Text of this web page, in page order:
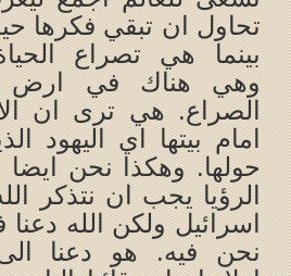
تحاول ان تبقي فكرها
بينما هي تصراع
وهي هناك في ارض
الصراع. هي ترى ان
امام بيتها اي اليهود
حولها. وهكذا نحن
الرؤيا يجب ان نتذكر
اسرائيل ولكن الله
نحن فيه. هو دعنا الى